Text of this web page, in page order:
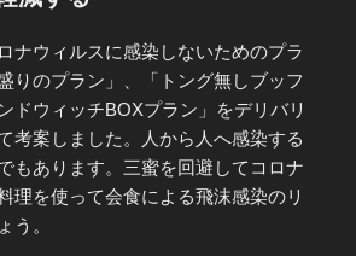
ナウィルスに感染しないためのプラ
りのプラン」、「トング無しブッフ
ドウィッチBOXプラン」をデリバリ
考案しました。人から人へ感染する
もあります。三蜜を回避してコロナ
理を使って会食による飛沫感染のリ
う。